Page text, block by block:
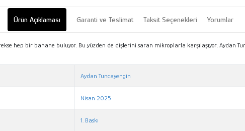
Ürün Açıklaması Garanti ve Teslimat Taksit Seçenekleri Yorumlar
hep bir bahane buluyor. Bu yüzden de dişlerini saran mikroplarla karşılaşıyor. Aydan
Aydan Tuncayengin
Nisan 2025
1. Baskı